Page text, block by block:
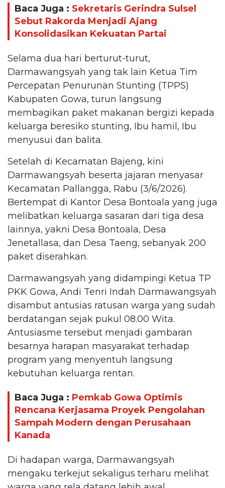
Baca Juga : Sekretaris Gerindra Sulsel
Sebut Rakorda Menjadi Ajang
Konsolidasikan Kekuatan Partai
Selama dua hari berturut-turut,
Darmawangsyah yang tak lain Ketua Tim
Percepatan Penurunan Stunting (TPPS)
Kabupaten Gowa, turun langsung
membagikan paket makanan bergizi kepada
keluarga beresiko stunting, Ibu hamil, Ibu
menyusui dan balita.
Setelah di Kecamatan Bajeng, kini
Darmawangsyah beserta jajaran menyasar
Kecamatan Pallangga, Rabu (3/6/2026).
Bertempat di Kantor Desa Bontoala yang juga
melibatkan keluarga sasaran dari tiga desa
lainnya, yakni Desa Bontoala, Desa
Jenetallasa, dan Desa Taeng, sebanyak 200
paket diserahkan.
Darmawangsyah yang didampingi Ketua TP
PKK Gowa, Andi Tenri Indah Darmawangsyah
disambut antusias ratusan warga yang sudah
berdatangan sejak pukul 08.00 Wita.
Antusiasme tersebut menjadi gambaran
besarnya harapan masyarakat terhadap
program yang menyentuh langsung
kebutuhan keluarga rentan.
Baca Juga : Pemkab Gowa Optimis
Rencana Kerjasama Proyek Pengolahan
Sampah Modern dengan Perusahaan
Kanada
Di hadapan warga, Darmawangsyah
mengaku terkejut sekaligus terharu melihat